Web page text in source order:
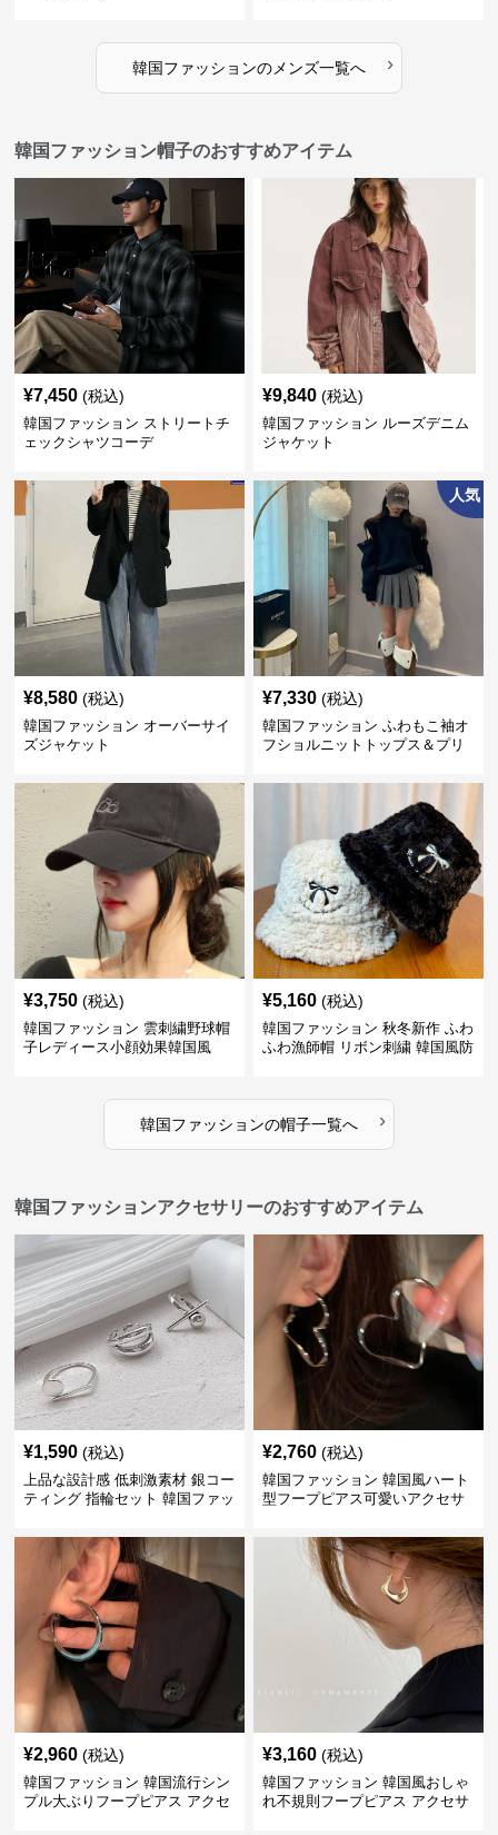
韓国ファッションのメンズ一覧へ ›
韓国ファッション帽子のおすすめアイテム
¥7,450 (税込)
韓国ファッション ストリートチ
ェックシャツコーデ
¥9,840 (税込)
韓国ファッション ルーズデニム
ジャケット
¥8,580 (税込)
韓国ファッション オーバーサイ
ズジャケット
人気
¥7,330 (税込)
韓国ファッション ふわもこ袖オ
フショルニットトップス＆プリ
¥3,750 (税込)
韓国ファッション 雲刺繍野球帽
子レディース小顔効果韓国風
¥5,160 (税込)
韓国ファッション 秋冬新作 ふわ
ふわ漁師帽 リボン刺繍 韓国風防
韓国ファッションの帽子一覧へ ›
韓国ファッションアクセサリーのおすすめアイテム
¥1,590 (税込)
上品な設計感 低刺激素材 銀コー
ティング 指輪セット 韓国ファッ
¥2,760 (税込)
韓国ファッション 韓国風ハート
型フープピアス可愛いアクセサ
¥2,960 (税込)
韓国ファッション 韓国流行シン
プル大ぶりフープピアス アクセ
¥3,160 (税込)
韓国ファッション 韓国風おしゃ
れ不規則フープピアス アクセサ